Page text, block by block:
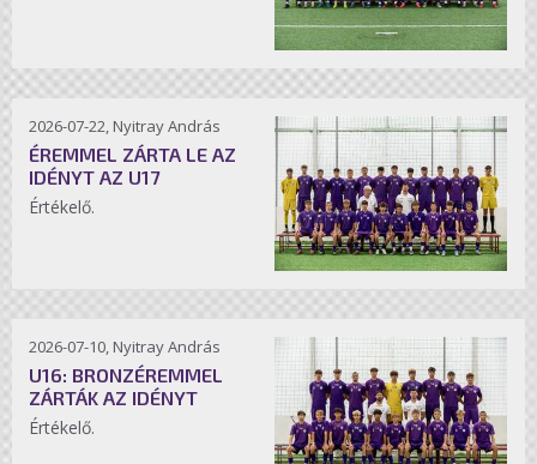
2026-07-22, Nyitray András
ÉREMMEL ZÁRTA LE AZ
IDÉNYT AZ U17
Értékelő.
2026-07-10, Nyitray András
U16: BRONZÉREMMEL
ZÁRTÁK AZ IDÉNYT
Értékelő.